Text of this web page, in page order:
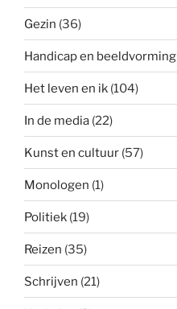
Gezin (36)
Handicap en beeldvorming
Het leven en ik (104)
In de media (22)
Kunst en cultuur (57)
Monologen (1)
Politiek (19)
Reizen (35)
Schrijven (21)